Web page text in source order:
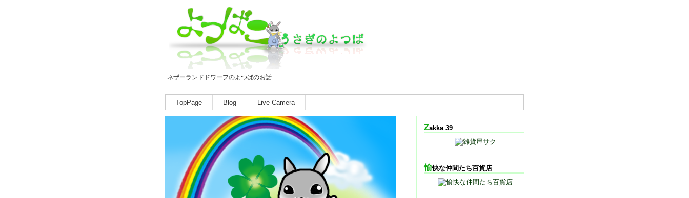
ネザーランドドワーフのよつばのお話
TopPage Blog Live Camera
Zakka 39
愉快な仲間たち百貨店